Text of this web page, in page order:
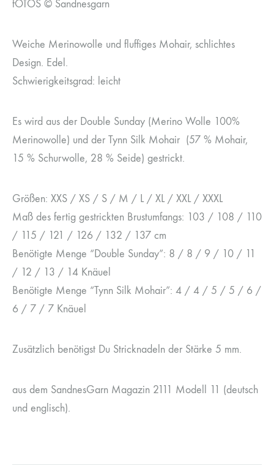
fOTOS © Sandnesgarn
Weiche Merinowolle und fluffiges Mohair, schlichtes
Design. Edel.
Schwierigkeitsgrad: leicht
Es wird aus der Double Sunday (Merino Wolle 100%
Merinowolle) und der Tynn Silk Mohair (57 % Mohair,
15 % Schurwolle, 28 % Seide) gestrickt.
Größen: XXS / XS / S / M / L / XL / XXL / XXXL
Maß des fertig gestrickten Brustumfangs: 103 / 108 / 110
/ 115 / 121 / 126 / 132 / 137 cm
Benötigte Menge “Double Sunday”: 8 / 8 / 9 / 10 / 11
/ 12 / 13 / 14 Knäuel
Benötigte Menge “Tynn Silk Mohair”: 4 / 4 / 5 / 5 / 6 /
6 / 7 / 7 Knäuel
Zusätzlich benötigst Du Stricknadeln der Stärke 5 mm.
aus dem SandnesGarn Magazin 2111 Modell 11 (deutsch
und englisch).